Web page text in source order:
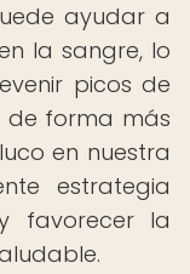
ayudar a
la sangre, lo
picos de
forma más
en nuestra
estrategia
favorecer la